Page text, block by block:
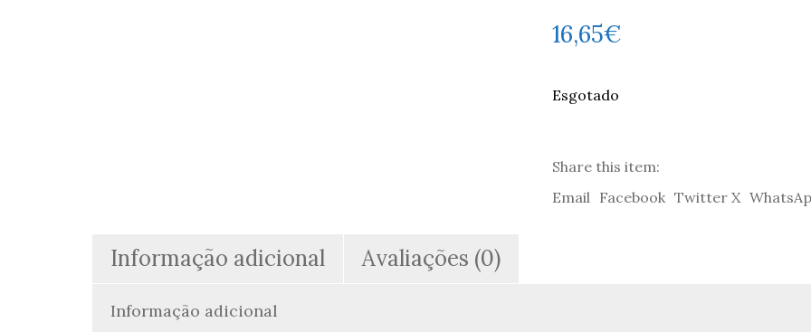
16,65€
Esgotado
Share this item:
Email Facebook Twitter X
Informação adicional Avaliações (0)
Informação adicional